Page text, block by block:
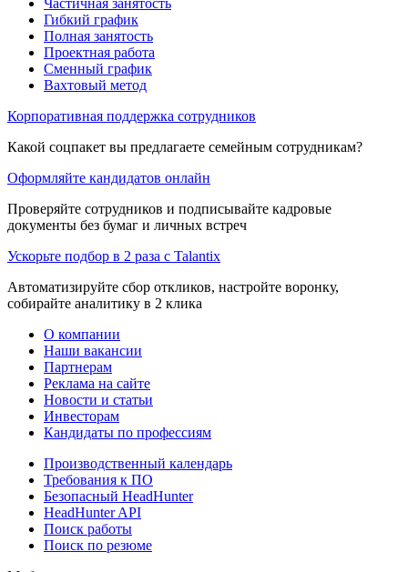
Гибкий график
Полная занятость
Проектная работа
Сменный график
Вахтовый метод
Корпоративная поддержка сотрудников
Какой соцпакет вы предлагаете семейным сотрудникам?
Оформляйте кандидатов онлайн
Проверяйте сотрудников и подписывайте кадровые
документы без бумаг и личных встреч
Ускорьте подбор в 2 раза с Talantix
Автоматизируйте сбор откликов, настройте воронку,
собирайте аналитику в 2 клика
О компании
Наши вакансии
Партнерам
Реклама на сайте
Новости и статьи
Инвесторам
Кандидаты по профессиям
Производственный календарь
Требования к ПО
Безопасный HeadHunter
HeadHunter API
Поиск работы
Поиск по резюме